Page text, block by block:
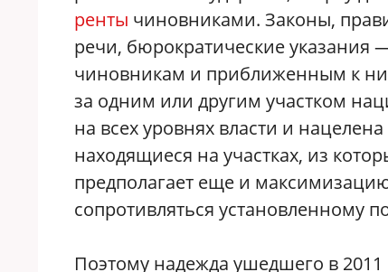
ренты чиновниками. Законы,
речи, бюрократические
чиновникам и приближенным к
за одним или другим участком
на всех уровнях власти и
находящиеся на участках, из
предполагает еще и
сопротивляться установленному
Поэтому надежда ушедшего в 2011